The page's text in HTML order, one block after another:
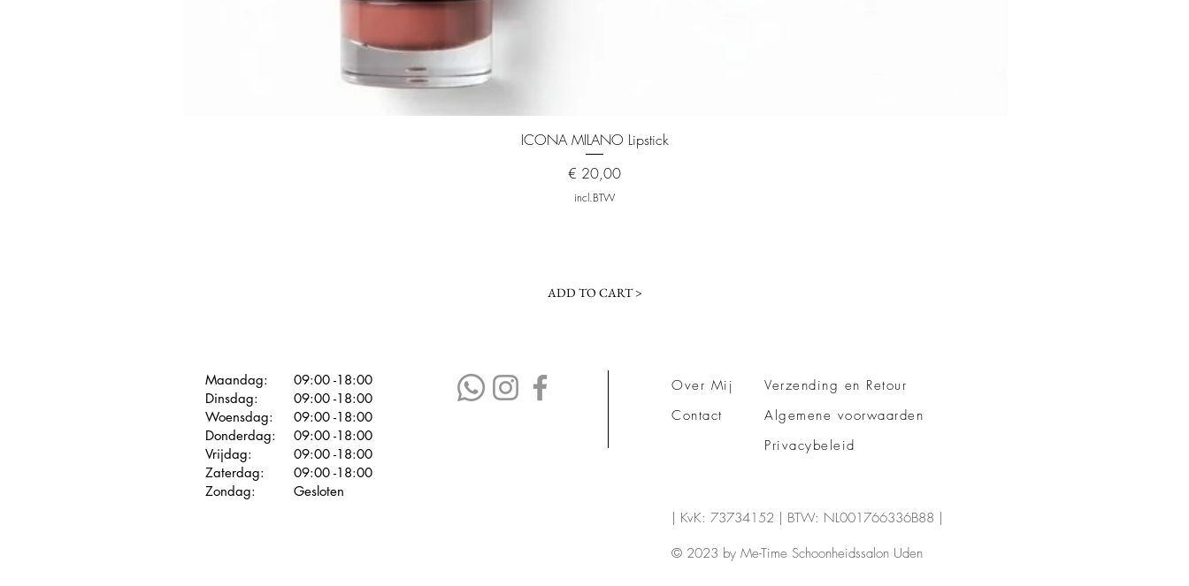
ICONA MILANO Lipstick
Prijs
€ 20,00
incl.BTW
ADD TO CART >
Maandag:
Dinsdag:
Woensdag:
Donderdag:
Vrijdag:
Zaterdag:
Zondag:
09:00 -18:00
09:00 -18:00
09:00 -18:00
09:00 -18:00
09:00 -18:00
09:00 -18:00
Gesloten
Over Mij
Contact
Verzending en Retour
Algemene voorwaarden
Privacybeleid
| KvK: 73734152 | BTW: NL001766336B88 |
© 2023 by Me-Time Schoonheidssalon Uden